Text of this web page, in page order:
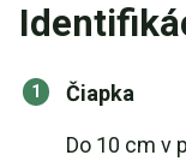
Čiapka
Do 10 cm v